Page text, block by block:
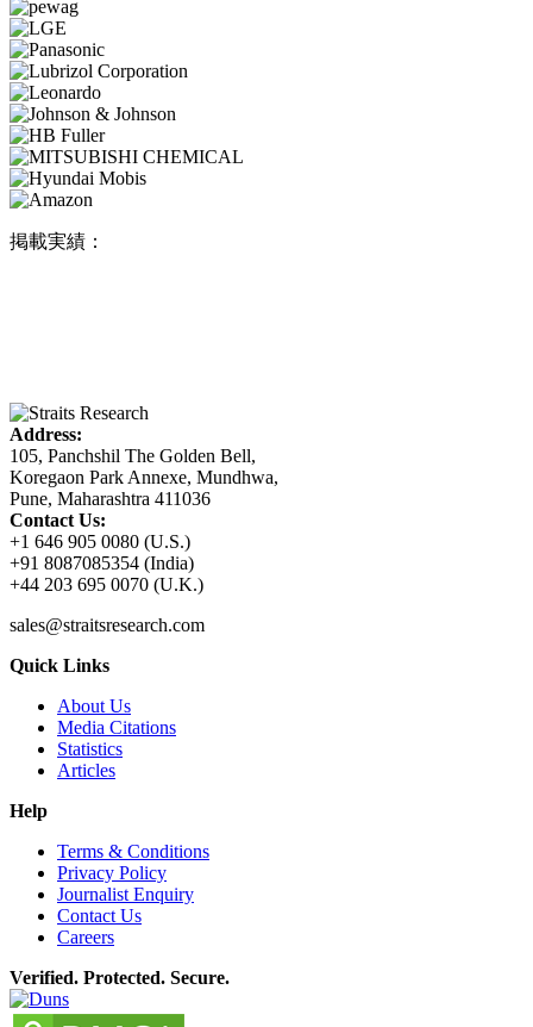
掲載実績：
Address:
105, Panchshil The Golden Bell,
Koregaon Park Annexe, Mundhwa,
Pune, Maharashtra 411036
Contact Us:
+1 646 905 0080 (U.S.)
+91 8087085354 (India)
+44 203 695 0070 (U.K.)
sales@straitsresearch.com
Quick Links
About Us
Media Citations
Statistics
Articles
Help
Terms & Conditions
Privacy Policy
Journalist Enquiry
Contact Us
Careers
Verified. Protected. Secure.